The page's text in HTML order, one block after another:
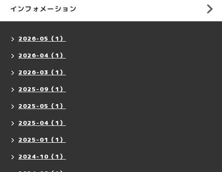
インフォメーション
2026-05（1）
2026-04（1）
2026-03（1）
2025-09（1）
2025-05（1）
2025-04（1）
2025-01（1）
2024-10（1）